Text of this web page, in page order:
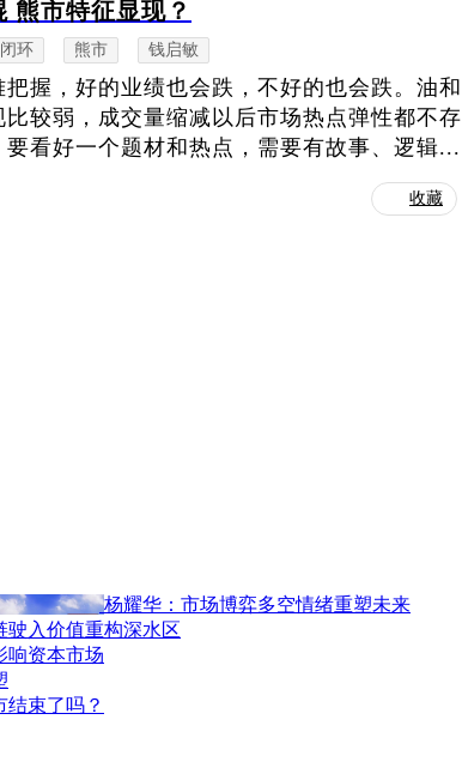
熊市特征显现？
环 熊市 钱启敏
握，好的业绩也会跌，不好的也会跌。油和
较弱，成交量缩减以后市场热点弹性都不存
看好一个题材和热点，需要有故事、逻辑...
收藏
杨耀华：市场博弈多空情绪重塑未来
驶入价值重构深水区
响资本市场
束了吗？